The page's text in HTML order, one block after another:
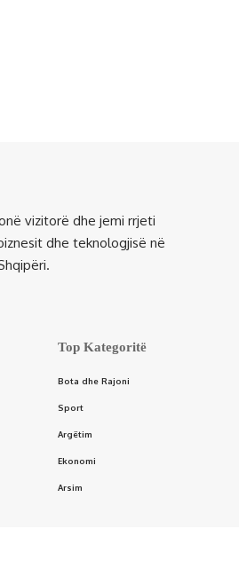
vizitorë dhe jemi rrjeti
dhe teknologjisë në
Top Kategoritë
Bota dhe Rajoni
Sport
Argëtim
Ekonomi
Arsim